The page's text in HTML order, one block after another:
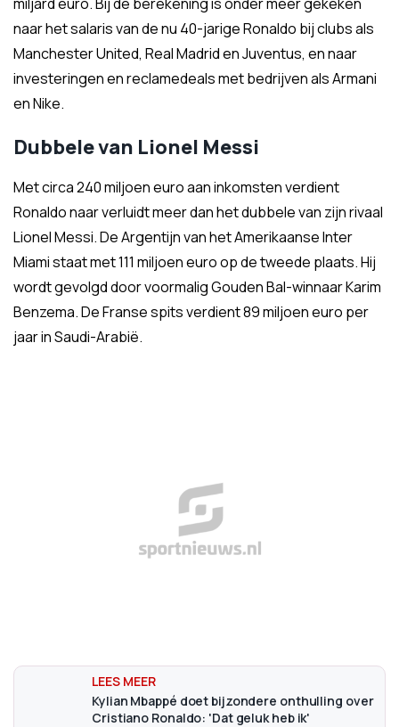
naar het salaris van de nu 40-jarige Ronaldo bij clubs als
Manchester United, Real Madrid en Juventus, en naar
investeringen en reclamedeals met bedrijven als Armani
en Nike.
Dubbele van Lionel Messi
Met circa 240 miljoen euro aan inkomsten verdient
Ronaldo naar verluidt meer dan het dubbele van zijn rivaal
Lionel Messi. De Argentijn van het Amerikaanse Inter
Miami staat met 111 miljoen euro op de tweede plaats. Hij
wordt gevolgd door voormalig Gouden Bal-winnaar Karim
Benzema. De Franse spits verdient 89 miljoen euro per
jaar in Saudi-Arabië.
Kylian Mbappé doet bijzondere onthulling over
Cristiano Ronaldo: 'Dat geluk heb ik'